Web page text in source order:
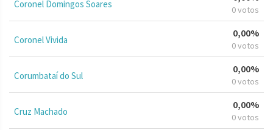
Coronel Domingos Soares 0 votos
Coronel Vivida
0,00%
0 votos
Corumbataí do Sul
0,00%
0 votos
Cruz Machado
0,00%
0 votos